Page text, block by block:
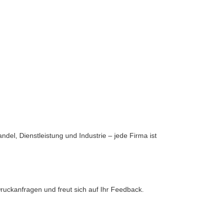
Dienstleistung und Industrie – jede Firma ist
und freut sich auf Ihr Feedback.